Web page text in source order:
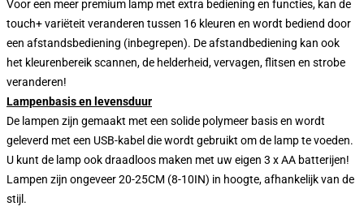
Voor een meer premium lamp met extra bediening en functies, kan de
touch+ variëteit veranderen tussen 16 kleuren en wordt bediend door
een afstandsbediening (inbegrepen). De afstandbediening kan ook
het kleurenbereik scannen, de helderheid, vervagen, flitsen en strobe
veranderen!
Lampenbasis en levensduur
De lampen zijn gemaakt met een solide polymeer basis en wordt
geleverd met een USB-kabel die wordt gebruikt om de lamp te voeden.
U kunt de lamp ook draadloos maken met uw eigen 3 x AA batterijen!
Lampen zijn ongeveer 20-25CM (8-10IN) in hoogte, afhankelijk van de
stijl.